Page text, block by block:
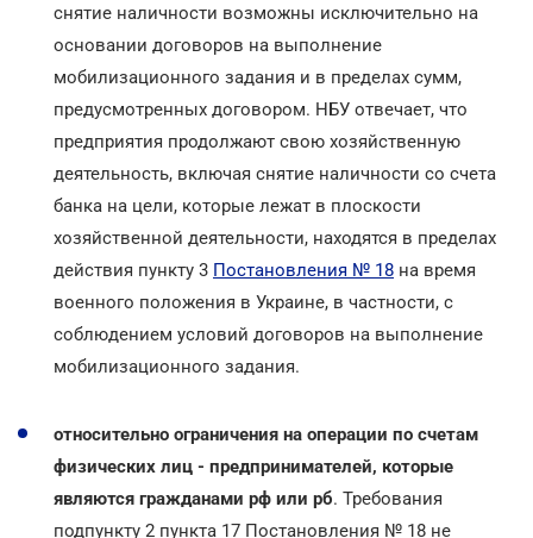
снятие наличности возможны исключительно на
основании договоров на выполнение
мобилизационного задания и в пределах сумм,
предусмотренных договором. НБУ отвечает, что
предприятия продолжают свою хозяйственную
деятельность, включая снятие наличности со счета
банка на цели, которые лежат в плоскости
хозяйственной деятельности, находятся в пределах
действия пункту 3 Постановления № 18 на время
военного положения в Украине, в частности, с
соблюдением условий договоров на выполнение
мобилизационного задания.
относительно ограничения на операции по счетам
физических лиц - предпринимателей, которые
являются гражданами рф или рб. Требования
подпункту 2 пункта 17 Постановления № 18 не